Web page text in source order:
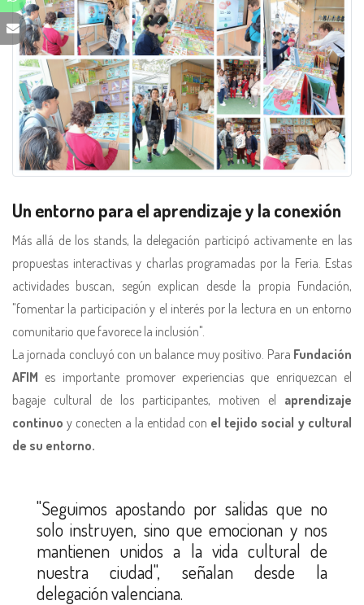
Un entorno para el aprendizaje y la conexión
Más allá de los stands, la delegación participó activamente en las
propuestas interactivas y charlas programadas por la Feria. Estas
actividades buscan, según explican desde la propia Fundación,
"fomentar la participación y el interés por la lectura en un entorno
comunitario que favorece la inclusión".
La jornada concluyó con un balance muy positivo. Para Fundación
AFIM es importante promover experiencias que enriquezcan el
bagaje cultural de los participantes, motiven el aprendizaje
continuo y conecten a la entidad con el tejido social y cultural
de su entorno.
"Seguimos apostando por salidas que no
solo instruyen, sino que emocionan y nos
mantienen unidos a la vida cultural de
nuestra ciudad", señalan desde la
delegación valenciana.